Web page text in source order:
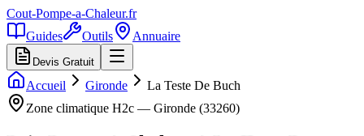
Cout-Pompe-a-Chaleur.fr
Guides
Outils Annuaire
Devis Gratuit
Accueil Gironde
La Teste De Buch
Zone climatique H2c — Gironde (33260)